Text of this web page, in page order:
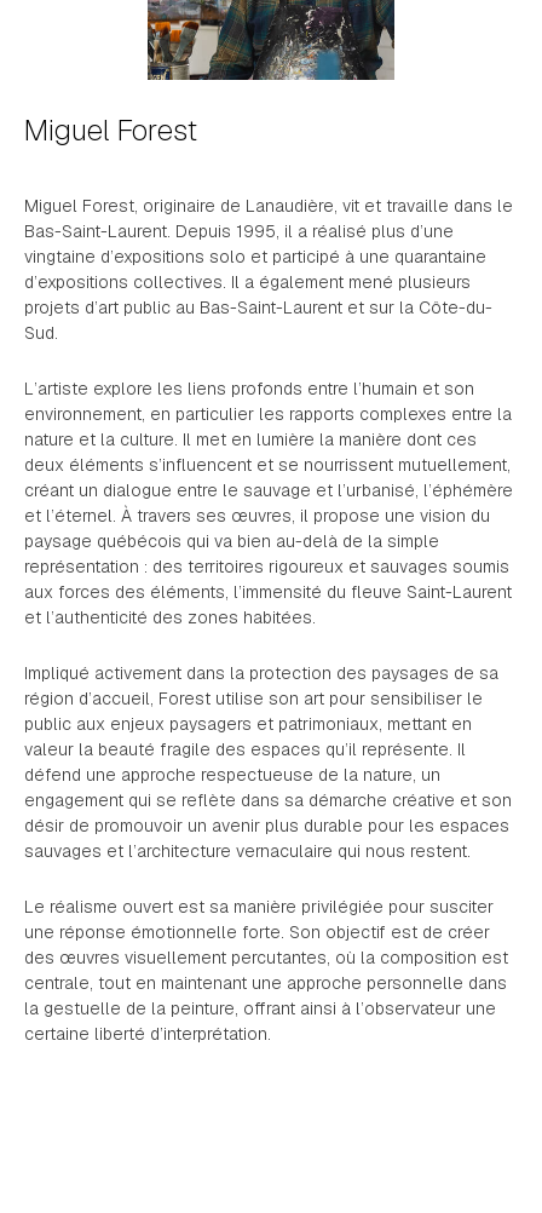
Miguel Forest
Miguel Forest, originaire de Lanaudière, vit et travaille dans le
Bas-Saint-Laurent. Depuis 1995, il a réalisé plus d’une
vingtaine d’expositions solo et participé à une quarantaine
d’expositions collectives. Il a également mené plusieurs
projets d’art public au Bas-Saint-Laurent et sur la Côte-du-
Sud.
L’artiste explore les liens profonds entre l’humain et son
environnement, en particulier les rapports complexes entre la
nature et la culture. Il met en lumière la manière dont ces
deux éléments s’influencent et se nourrissent mutuellement,
créant un dialogue entre le sauvage et l’urbanisé, l’éphémère
et l’éternel. À travers ses œuvres, il propose une vision du
paysage québécois qui va bien au-delà de la simple
représentation : des territoires rigoureux et sauvages soumis
aux forces des éléments, l’immensité du fleuve Saint-Laurent
et l’authenticité des zones habitées.
Impliqué activement dans la protection des paysages de sa
région d’accueil, Forest utilise son art pour sensibiliser le
public aux enjeux paysagers et patrimoniaux, mettant en
valeur la beauté fragile des espaces qu’il représente. Il
défend une approche respectueuse de la nature, un
engagement qui se reflète dans sa démarche créative et son
désir de promouvoir un avenir plus durable pour les espaces
sauvages et l’architecture vernaculaire qui nous restent.
Le réalisme ouvert est sa manière privilégiée pour susciter
une réponse émotionnelle forte. Son objectif est de créer
des œuvres visuellement percutantes, où la composition est
centrale, tout en maintenant une approche personnelle dans
la gestuelle de la peinture, offrant ainsi à l’observateur une
certaine liberté d’interprétation.